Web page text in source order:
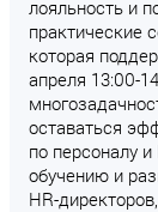
лояльность и
практические
которая
апреля 13:00-
оставаться
по персоналу
обучению и
HR-